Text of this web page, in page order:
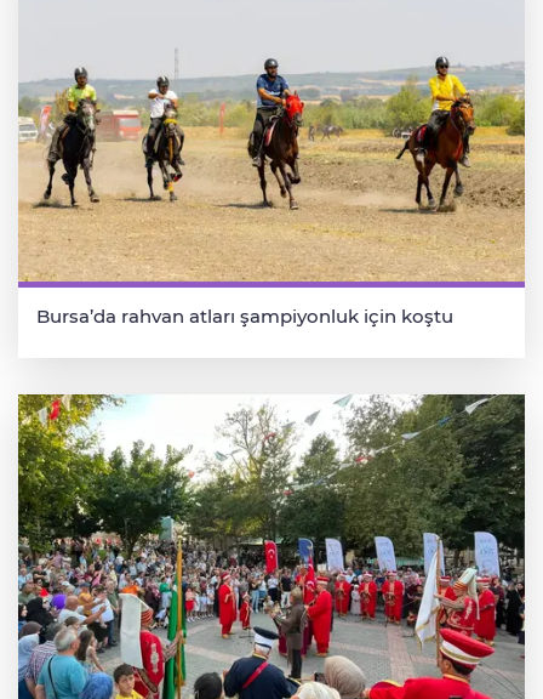
Bursa’da rahvan atları şampiyonluk için koştu